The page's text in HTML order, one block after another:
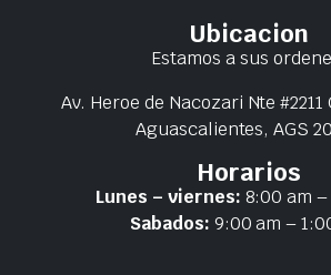
Ubicacion
Estamos a sus
Av. Heroe de Nacozari Nte
Aguascalientes, AGS
Horarios
Lunes – viernes: 8:00 am
Sabados: 9:00 am –